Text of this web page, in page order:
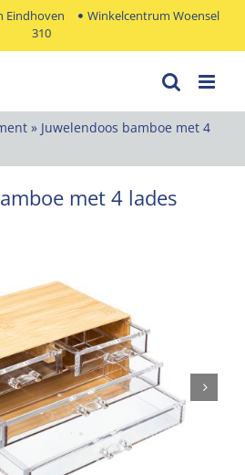
Eindhoven
Winkelcentrum Woensel
310
» Juwelendoos bamboe met 4
met 4 lades